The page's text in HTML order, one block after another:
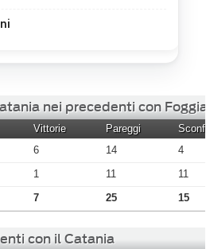
nei precedenti con
Vittorie Pareggi
6 14
4
1 11
11
7 25 15
con il Catania